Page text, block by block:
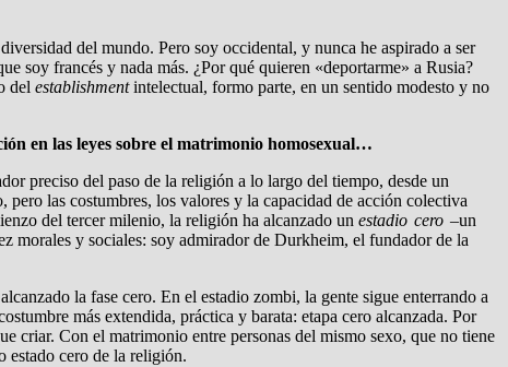
del mundo. Pero soy occidental, y nunca he aspirado a ser
soy francés y nada más. ¿Por qué quieren «deportarme» a Rusia?
del establishmentintelectual, formo parte, en un sentido modesto y no
en las leyes sobre el matrimonio homosexual…
preciso del paso de la religión a lo largo del tiempo, desde un
pero las costumbres, los valores y la capacidad de acción colectiva
del tercer milenio, la religión ha alcanzado un estadio cero –un
morales y sociales: soy admirador de Durkheim, el fundador de la
la fase cero. En el estadio zombi, la gente sigue enterrando a
más extendida, práctica y barata: etapa cero alcanzada. Por
criar. Con el matrimonio entre personas del mismo sexo, que no tiene
estado cero de la religión.